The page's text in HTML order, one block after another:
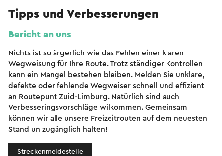
Tipps und Verbesserungen
Bericht an uns
Nichts ist so ärgerlich wie das Fehlen einer klaren
Wegweisung für Ihre Route. Trotz ständiger Kontrollen
kann ein Mangel bestehen bleiben. Melden Sie unklare,
defekte oder fehlende Wegweiser schnell und effizient
an Routepunt Zuid-Limburg. Natürlich sind auch
Verbesseringsvorschläge wilkommen. Gemeinsam
können wir alle unsere Freizeitrouten auf dem neuesten
Stand un zugänglich halten!
Streckenmeldestelle